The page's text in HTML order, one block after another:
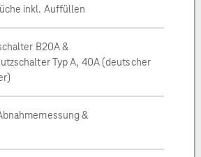
inkl. Auffüllen
B20A &
Typ A, 40A (deutscher
&